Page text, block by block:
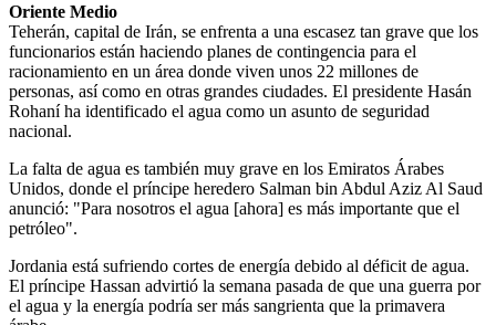
Oriente Medio
Teherán, capital de Irán, se enfrenta a una escasez tan grave que los
funcionarios están haciendo planes de contingencia para el
racionamiento en un área donde viven unos 22 millones de
personas, así como en otras grandes ciudades. El presidente Hasán
Rohaní ha identificado el agua como un asunto de seguridad
nacional.
La falta de agua es también muy grave en los Emiratos Árabes
Unidos, donde el príncipe heredero Salman bin Abdul Aziz Al Saud
anunció: "Para nosotros el agua [ahora] es más importante que el
petróleo".
Jordania está sufriendo cortes de energía debido al déficit de agua.
El príncipe Hassan advirtió la semana pasada de que una guerra por
el agua y la energía podría ser más sangrienta que la primavera